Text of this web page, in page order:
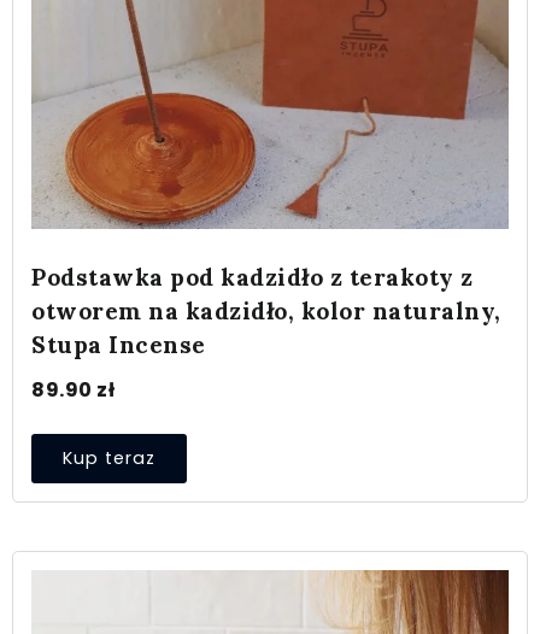
Podstawka pod kadzidło z terakoty z
otworem na kadzidło, kolor naturalny,
Stupa Incense
89.90 zł
Kup teraz